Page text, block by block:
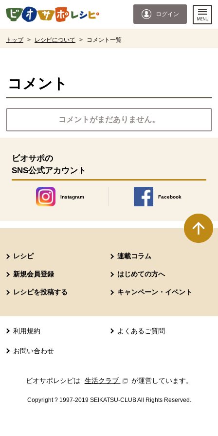
ページの先頭です。
ログイン
トップ > レシピについて > コメント一覧
コメント
コメントがまだありません。
ビオサポの
SNS公式アカウント
Instagram
別のウィンドウで開きます。
Facebook
別のウィンドウで開きます
レシピ 連載コラム
新規会員登録 はじめての方へ
レシピを投稿する キャンペーン・イベント
利用規約 よくあるご質問
お問い合わせ
ビオサポレシピは 生活クラブ 別のウィンドウで開きます。
が運営しています。
Copyright ? 1997-2019 SEIKATSU-CLUB All Rights Reserved.